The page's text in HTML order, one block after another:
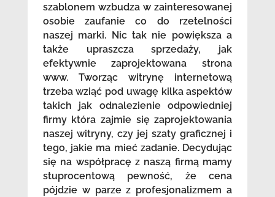
szablonem wzbudza w zainteresowanej
osobie zaufanie co do rzetelności
naszej marki. Nic tak nie powiększa a
także upraszcza sprzedaży, jak
efektywnie zaprojektowana strona
www. Tworząc witrynę internetową
trzeba wziąć pod uwagę kilka aspektów
takich jak odnalezienie odpowiedniej
firmy która zajmie się zaprojektowania
naszej witryny, czy jej szaty graficznej i
tego, jakie ma mieć zadanie. Decydując
się na współpracę z naszą firmą mamy
stuprocentową pewność, że cena
pójdzie w parze z profesjonalizmem a